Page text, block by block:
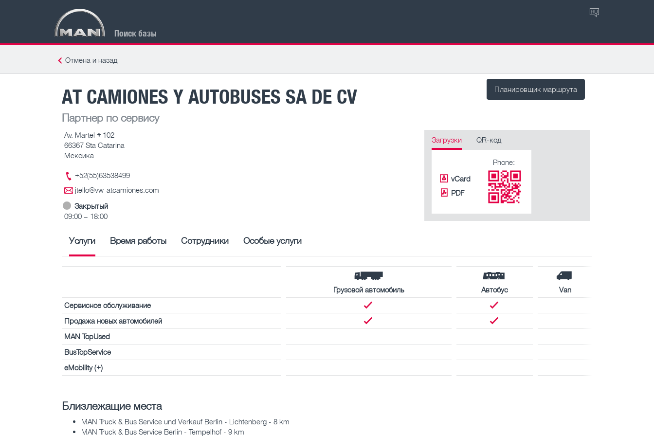
Поиск базы
RU
Отмена и назад
Планировщик маршрута
AT CAMIONES Y AUTOBUSES SA DE CV
Партнер по сервису
Av. Martel # 102
66367 Sta Catarina
Мексика
+52(55)63538499
jtello@vw-atcamiones.com
Закрытый
09:00 – 18:00
Загрузки QR-код
vCard
PDF
Phone:
Услуги Время работы Сотрудники Особые услуги
Грузовой автомобиль Автобус
Van
Сервисное обслуживание
Продажа новых автомобилей
MAN TopUsed
BusTopService
eMobility (+)
Близлежащие места
MAN Truck & Bus Service und Verkauf Berlin - Lichtenberg - 8 km
MAN Truck & Bus Service Berlin - Tempelhof - 9 km